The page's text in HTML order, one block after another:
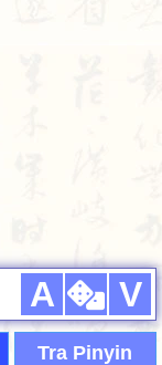
A V
Tra Pinyin